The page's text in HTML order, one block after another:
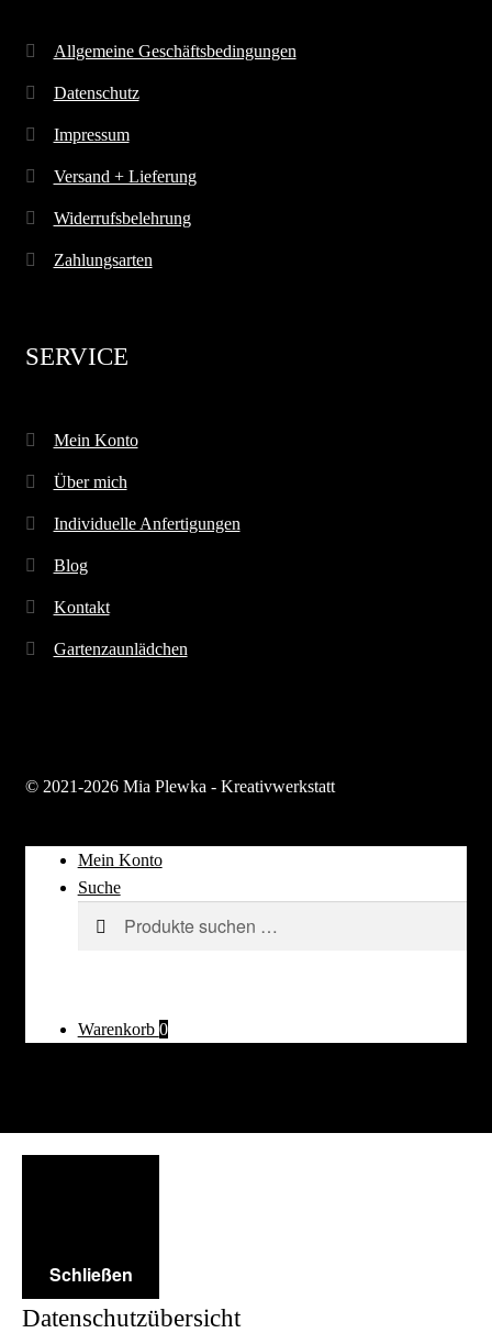
Allgemeine Geschäftsbedingungen
Datenschutz
Impressum
Versand + Lieferung
Widerrufsbelehrung
Zahlungsarten
SERVICE
Mein Konto
Über mich
Individuelle Anfertigungen
Blog
Kontakt
Gartenzaunlädchen
© 2021-2026 Mia Plewka - Kreativwerkstatt
Mein Konto
Suche
Suchen
Warenkorb 0
Schließen
Datenschutzübersicht